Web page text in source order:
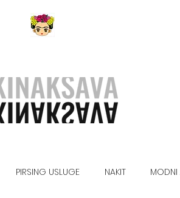
PIRSING USLUGE NAKIT MODNI